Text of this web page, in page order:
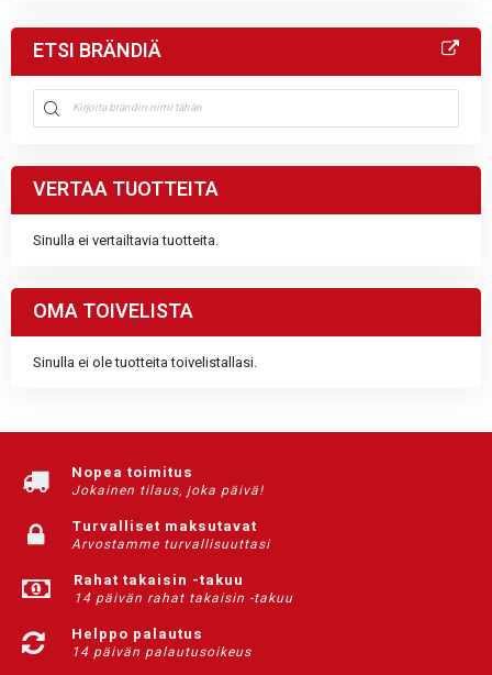
ETSI BRÄNDIÄ
VERTAA TUOTTEITA
Sinulla ei vertailtavia tuotteita.
OMA TOIVELISTA
Sinulla ei ole tuotteita toivelistallasi.
Nopea toimitus
Jokainen tilaus, joka päivä!
Turvalliset maksutavat
Arvostamme turvallisuuttasi
Rahat takaisin -takuu
14 päivän rahat takaisin -takuu
Helppo palautus
14 päivän palautusoikeus